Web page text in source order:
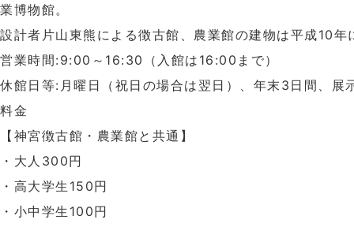
業博物館。
設計者片山東熊による徴古館、農業館の建物は平成10
営業時間:9:00～16:30（入館は16:00まで）
休館日等:月曜日（祝日の場合は翌日）、年末3日間、展
料金
【神宮徴古館・農業館と共通】
・大人300円
・高大学生150円
・小中学生100円